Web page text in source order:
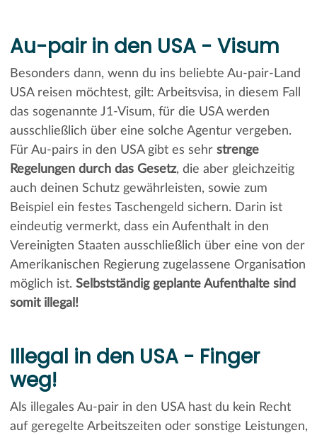
Au-pair in den USA - Visum
Besonders dann, wenn du ins beliebte Au-pair-Land
USA reisen möchtest, gilt: Arbeitsvisa, in diesem Fall
das sogenannte J1-Visum, für die USA werden
ausschließlich über eine solche Agentur vergeben.
Für Au-pairs in den USA gibt es sehr strenge
Regelungen durch das Gesetz, die aber gleichzeitig
auch deinen Schutz gewährleisten, sowie zum
Beispiel ein festes Taschengeld sichern. Darin ist
eindeutig vermerkt, dass ein Aufenthalt in den
Vereinigten Staaten ausschließlich über eine von der
Amerikanischen Regierung zugelassene Organisation
möglich ist. Selbstständig geplante Aufenthalte sind
somit illegal!
Illegal in den USA - Finger
weg!
Als illegales Au-pair in den USA hast du kein Recht
auf geregelte Arbeitszeiten oder sonstige Leistungen,